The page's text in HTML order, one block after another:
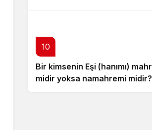
10
Bir kimsenin Eşi (hanımı)
midir yoksa namahremi midir?